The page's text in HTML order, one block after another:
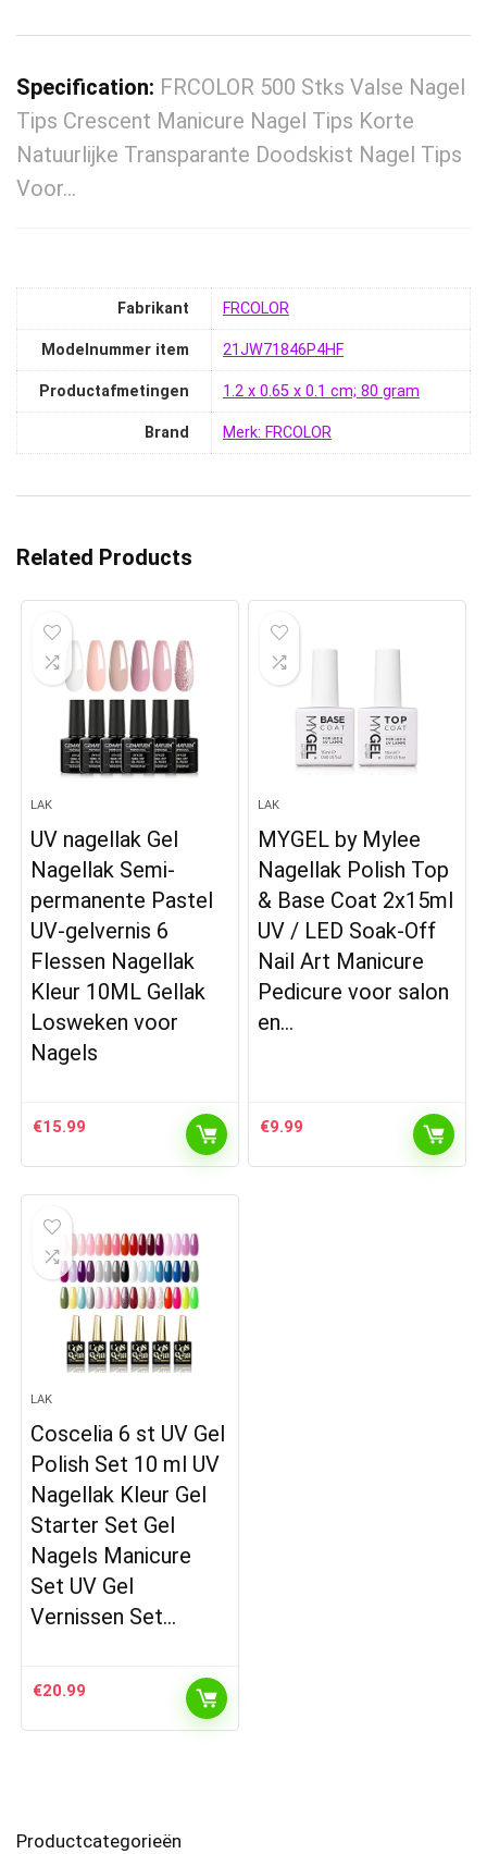
Specification: FRCOLOR 500 Stks Valse Nagel
Tips Crescent Manicure Nagel Tips Korte
Natuurlijke Transparante Doodskist Nagel Tips
Voor…
Fabrikant ‎FRCOLOR
Modelnummer item ‎21JW71846P4HF
Productafmetingen ‎1.2 x 0.65 x 0.1 cm; 80 gram
Brand Merk: FRCOLOR
Related Products
LAK
UV nagellak Gel
Nagellak Semi-
permanente Pastel
UV-gelvernis 6
Flessen Nagellak
Kleur 10ML Gellak
Losweken voor
Nagels
€15.99
LAK
MYGEL by Mylee
Nagellak Polish Top
& Base Coat 2x15ml
UV / LED Soak-Off
Nail Art Manicure
Pedicure voor salon
en…
€9.99
LAK
Coscelia 6 st UV Gel
Polish Set 10 ml UV
Nagellak Kleur Gel
Starter Set Gel
Nagels Manicure
Set UV Gel
Vernissen Set…
€20.99
Productcategorieën